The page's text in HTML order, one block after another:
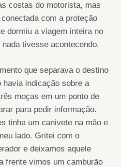
costas do motorista, mas
com a proteção
dormiu a viagem inteira no
tivesse acontecendo.
que separava o destino
indicação sobre a
moças em um ponto de
para pedir informação.
tinha um canivete na mão e
lado. Gritei com o
e deixamos aquele
frente vimos um camburão